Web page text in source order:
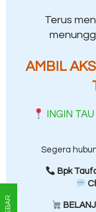
Terus
AMBIL
INGIN
Segera
Bpk